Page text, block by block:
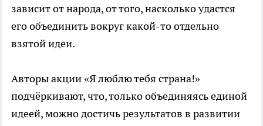
зависит от народа, от того, насколько удастся
его объединить вокруг какой-то отдельно
взятой идеи.
Авторы акции «Я люблю тебя страна!»
подчёркивают, что, только объединяясь единой
идеей, можно достичь результатов в развитии